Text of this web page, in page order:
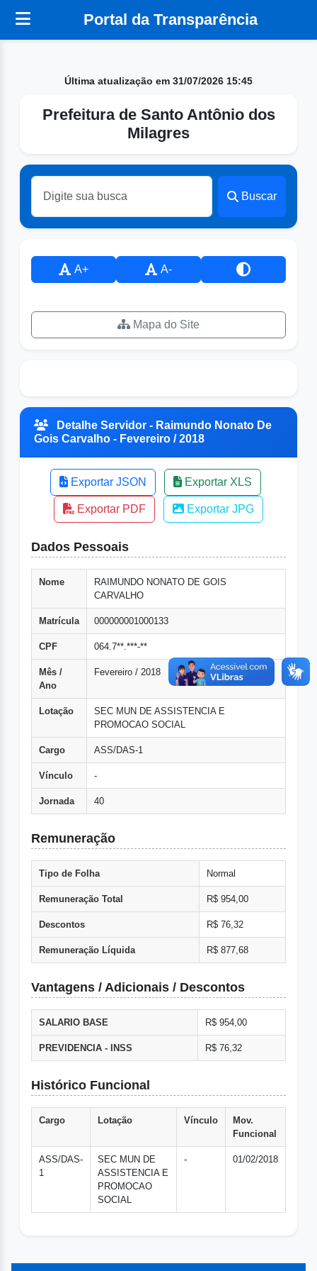
Portal da Transparência
Última atualização em 31/07/2026 15:45
Prefeitura de Santo Antônio dos
Milagres
Buscar
A+ A-
Mapa do Site
Detalhe Servidor - Raimundo Nonato De
Gois Carvalho - Fevereiro / 2018
Exportar JSON Exportar XLS
Exportar PDF Exportar JPG
Dados Pessoais
Nome
RAIMUNDO NONATO DE GOIS
CARVALHO
Matrícula 000000001000133
CPF 064.7**.***-**
Mês /
Ano
Fevereiro / 2018
Lotação
SEC MUN DE ASSISTENCIA E
PROMOCAO SOCIAL
Cargo ASS/DAS-1
Vínculo -
Jornada 40
Remuneração
Tipo de Folha Normal
Remuneração Total R$ 954,00
Descontos R$ 76,32
Remuneração Líquida R$ 877,68
Vantagens / Adicionais / Descontos
SALARIO BASE R$ 954,00
PREVIDENCIA - INSS R$ 76,32
Histórico Funcional
Cargo Lotação Vínculo
Mov.
Funcional
ASS/DAS-
1
SEC MUN DE
ASSISTENCIA E
PROMOCAO
SOCIAL
- 01/02/2018